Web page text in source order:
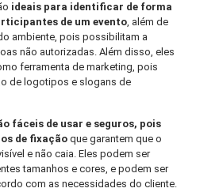
ideais para identificar de forma
de um evento, além de
ambiente, pois possibilitam a
não autorizadas. Além disso, eles
ferramenta de marketing, pois
de logotipos e slogans de
fáceis de usar e seguros, pois
de fixação que garantem que o
e não caia. Eles podem ser
tamanhos e cores, e podem ser
com as necessidades do cliente.